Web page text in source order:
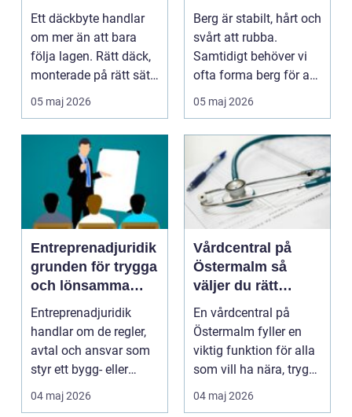
körning
Ett däckbyte handlar
om mer än att bara
följa lagen. Rätt däck,
monterade på rätt sätt
och vid rätt ...
05 maj 2026
och sten
Berg är stabilt, hårt och
svårt att rubba.
Samtidigt behöver vi
ofta forma berg för att
kunna bygga ...
05 maj 2026
Entreprenadjuridik
grunden för trygga
och lönsamma
byggprojekt
Entreprenadjuridik
handlar om de regler,
avtal och ansvar som
styr ett bygg- eller
anläggningsprojek...
04 maj 2026
Vårdcentral på
Östermalm så
väljer du rätt
husläkare i city
En vårdcentral på
Östermalm fyller en
viktig funktion för alla
som vill ha nära, trygg
och lättillgä...
04 maj 2026